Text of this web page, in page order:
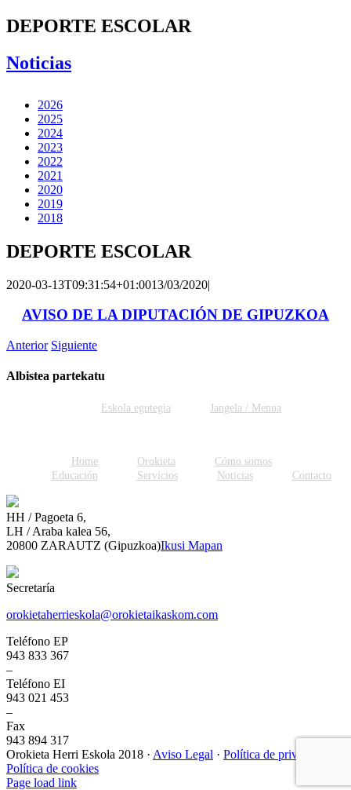
DEPORTE ESCOLAR
Noticias
2026
2025
2024
2023
2022
2021
2020
2019
2018
DEPORTE ESCOLAR
2020-03-13T09:31:54+01:0013/03/2020|
AVISO DE LA DIPUTACIÓN DE GIPUZKOA
Anterior Siguiente
Albistea partekatu
Eskola egutegia Jangela / Menua
Home Orokieta
Cómo somos
Educación
Servicios Noticias Contacto
HH / Pagoeta 6,
LH / Araba kalea 56,
20800 ZARAUTZ (Gipuzkoa)Ikusi Mapan
Secretaría
orokietaherrieskola@orokietaikaskom.com
Teléfono EP
943 833 367
–
Teléfono EI
943 021 453
–
Fax
943 894 317
Orokieta Herri Eskola 2018 · Aviso Legal · Política de privacidad
Política de cookies
Page load link